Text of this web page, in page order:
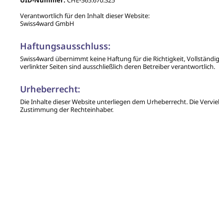
Verantwortlich für den Inhalt dieser Website:
Swiss4ward GmbH
Haftungsausschluss:
Swiss4ward übernimmt keine Haftung für die Richtigkeit,
verlinkter Seiten sind ausschließlich deren Betreiber verantwortlich.
Urheberrecht:
Die Inhalte dieser Website unterliegen dem Urheberrecht. Die
Zustimmung der Rechteinhaber.